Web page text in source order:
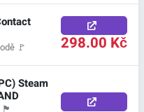
🚩 298.00 Kč
Steam
🏴